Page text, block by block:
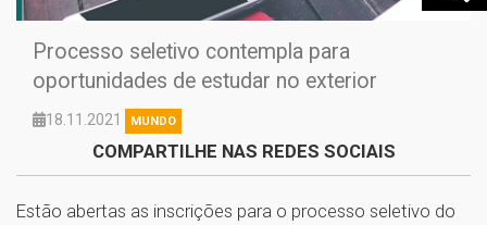
Processo seletivo contempla para
oportunidades de estudar no exterior
18.11.2021 MUNDO
COMPARTILHE NAS REDES SOCIAIS
Estão abertas as inscrições para o processo seletivo do